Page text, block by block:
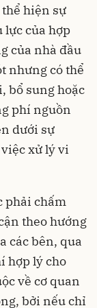
hiện sự
lực của hợp
của nhà đầu
nhưng có thể
bổ sung hoặc
phí nguồn
dưới sự
xử lý vi
phải chấm
theo hướng
các bên, qua
hợp lý cho
về cơ quan
bởi nếu chỉ